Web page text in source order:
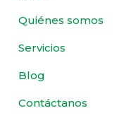
Quiénes somos
Servicios
Blog
Contáctanos